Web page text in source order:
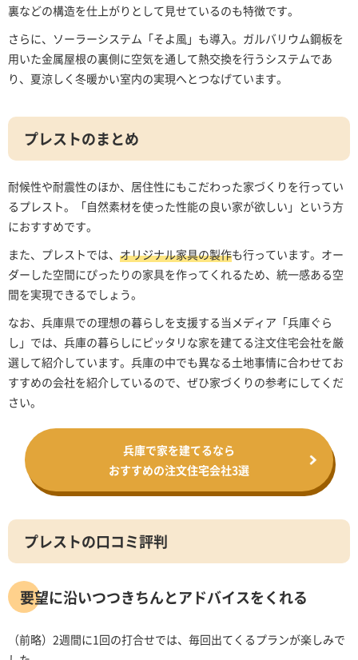
裏などの構造を仕上がりとして見せているのも特徴です。
さらに、ソーラーシステム「そよ風」も導入。ガルバリウム鋼板を
用いた金属屋根の裏側に空気を通して熱交換を行うシステムであ
り、夏涼しく冬暖かい室内の実現へとつなげています。
プレストのまとめ
耐候性や耐震性のほか、居住性にもこだわった家づくりを行ってい
るプレスト。「自然素材を使った性能の良い家が欲しい」という方
におすすめです。
また、プレストでは、 オリジナル家具の製作も行っています。オー
ダーした空間にぴったりの家具を作ってくれるため、統一感ある空
間を実現できるでしょう。
なお、兵庫県での理想の暮らしを支援する当メディア「兵庫ぐら
し」では、兵庫の暮らしにピッタリな家を建てる注文住宅会社を厳
選して紹介しています。兵庫の中でも異なる土地事情に合わせてお
すすめの会社を紹介しているので、ぜひ家づくりの参考にしてくだ
さい。
兵庫で家を建てるなら
おすすめの注文住宅会社3選
プレストの口コミ評判
要望に沿いつつきちんとアドバイスをくれる
（前略）2週間に1回の打合せでは、毎回出てくるプランが楽しみで